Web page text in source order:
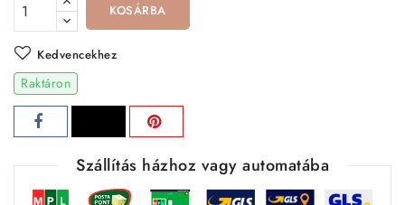
KOSÁRBA
Kedvencekhez
Raktáron
Szállítás házhoz vagy automatába